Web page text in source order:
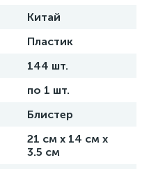
Китай
Пластик
144 шт.
по 1 шт.
Блистер
21 см х 14 см х
3.5 см